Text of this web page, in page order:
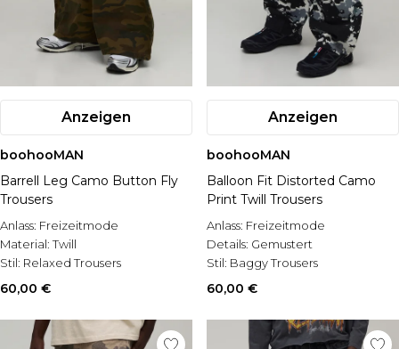
Anzeigen
boohooMAN
Barrell Leg Camo Button Fly
Trousers
Anlass: Freizeitmode
Material:Twill
Stil: Relaxed Trousers
60,00 €
Anzeigen
boohooMAN
Balloon Fit Distorted Camo
Print Twill Trousers
Anlass: Freizeitmode
Details: Gemustert
Stil: Baggy Trousers
60,00 €